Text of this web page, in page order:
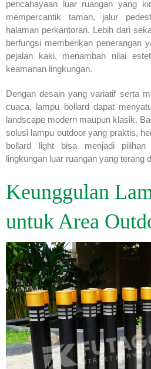
pencahayaan luar ruangan yang
mempercantik taman, jalur
halaman perkantoran. Lebih dari
berfungsi memberikan penerangan
pejalan kaki, menambah nilai
keamanan lingkungan.
Dengan desain yang variatif serta
cuaca, lampu bollard dapat
landscape modern maupun klasik.
solusi lampu outdoor yang praktis,
bollard light bisa menjadi pilihan
lingkungan luar ruangan yang terang
Keunggulan
untuk Area